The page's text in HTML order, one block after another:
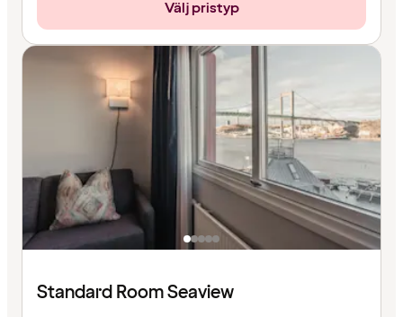
Välj pristyp
Standard Room Seaview